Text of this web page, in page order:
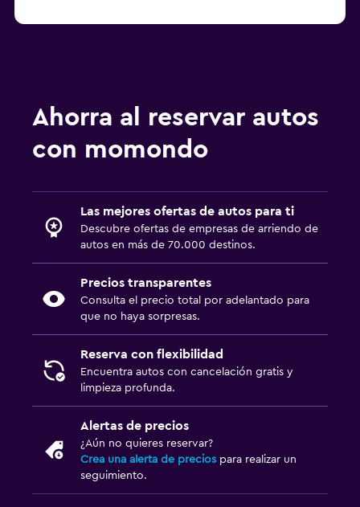
Ahorra al reservar autos
con momondo
Las mejores ofertas de autos para ti
Descubre ofertas de empresas de arriendo de
autos en más de 70.000 destinos.
Precios transparentes
Consulta el precio total por adelantado para
que no haya sorpresas.
Reserva con flexibilidad
Encuentra autos con cancelación gratis y
limpieza profunda.
Alertas de precios
¿Aún no quieres reservar?
Crea una alerta de precios para realizar un
seguimiento.